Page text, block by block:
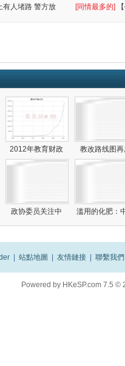
有人堵路 警方放
[同情最多的]
敗
2012年教育财政 教改路线图
政协委员关注中 滥用的化肥：
站點地圖 友情鏈接 聯繫我們
Powered by HKeSP.com 7.5 ©